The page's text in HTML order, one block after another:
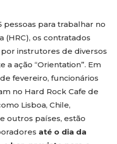
pessoas para trabalhar no
(HRC), os contratados
instrutores de diversos
ação “Orientation”. Em
fevereiro, funcionários
no Hard Rock Cafe de
Lisboa, Chile,
outros países, estão
até o dia da